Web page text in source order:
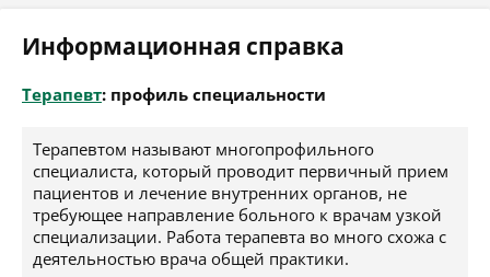
Информационная справка
Терапевт: профиль специальности
Терапевтом называют многопрофильного
специалиста, который проводит первичный прием
пациентов и лечение внутренних органов, не
требующее направление больного к врачам узкой
специализации. Работа терапевта во много схожа с
деятельностью врача общей практики.